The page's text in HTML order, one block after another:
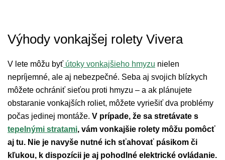
Výhody vonkajšej rolety Vivera
V lete môžu byť útoky vonkajšieho hmyzu nielen
nepríjemné, ale aj nebezpečné. Seba aj svojich blízkych
môžete ochrániť sieťou proti hmyzu – a ak plánujete
obstaranie vonkajších roliet, môžete vyriešiť dva problémy
počas jedinej montáže. V prípade, že sa stretávate s
tepelnými stratami, vám vonkajšie rolety môžu pomôcť
aj tu. Nie je navyše nutné ich sťahovať pásikom či
kľukou, k dispozícii je aj pohodlné elektrické ovládanie.